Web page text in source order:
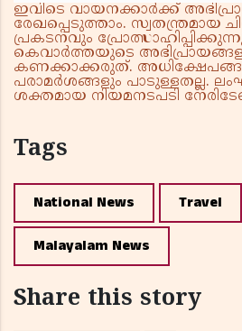
ഇവിടെ വായനക്കാർക്ക്
രേഖപ്പെടുത്താം. സ്വതന്ത്രമായ
പ്രകടനവും
കെവാർത്തയുടെ
കണക്കാക്കരുത്.
പരാമർശങ്ങളും പാടുള്ളതല്ല.
ശക്തമായ നിയമനടപടി
Tags
National News Travel
Malayalam News
Share this story